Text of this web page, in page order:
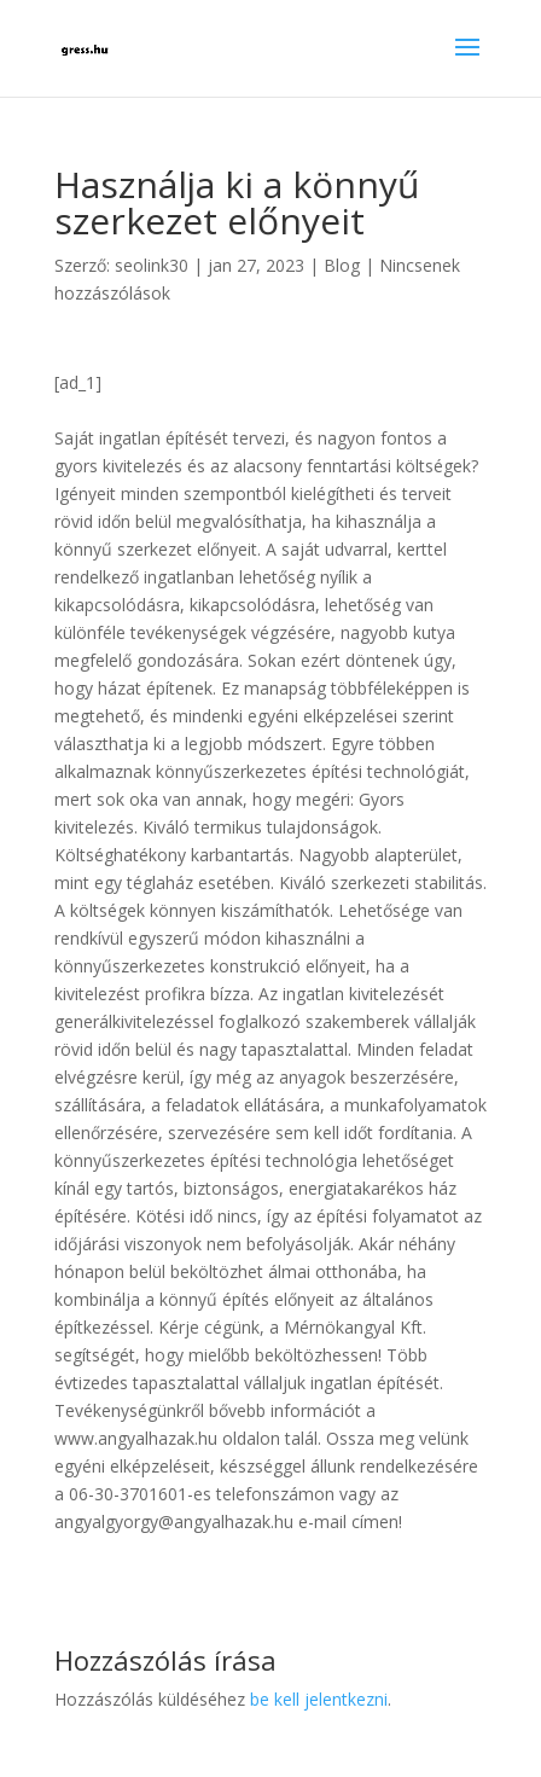
Használja ki a könnyű
szerkezet előnyeit
Szerző: seolink30 | jan 27, 2023 | Blog| Nincsenek
hozzászólások
[ad_1]
Saját ingatlan építését tervezi, és nagyon fontos a
gyors kivitelezés és az alacsony fenntartási költségek?
Igényeit minden szempontból kielégítheti és terveit
rövid időn belül megvalósíthatja, ha kihasználja a
könnyű szerkezet előnyeit. A saját udvarral, kerttel
rendelkező ingatlanban lehetőség nyílik a
kikapcsolódásra, kikapcsolódásra, lehetőség van
különféle tevékenységek végzésére, nagyobb kutya
megfelelő gondozására. Sokan ezért döntenek úgy,
hogy házat építenek. Ez manapság többféleképpen is
megtehető, és mindenki egyéni elképzelései szerint
választhatja ki a legjobb módszert. Egyre többen
alkalmaznak könnyűszerkezetes építési technológiát,
mert sok oka van annak, hogy megéri: Gyors
kivitelezés. Kiváló termikus tulajdonságok.
Költséghatékony karbantartás. Nagyobb alapterület,
mint egy téglaház esetében. Kiváló szerkezeti stabilitás.
A költségek könnyen kiszámíthatók. Lehetősége van
rendkívül egyszerű módon kihasználni a
könnyűszerkezetes konstrukció előnyeit, ha a
kivitelezést profikra bízza. Az ingatlan kivitelezését
generálkivitelezéssel foglalkozó szakemberek vállalják
rövid időn belül és nagy tapasztalattal. Minden feladat
elvégzésre kerül, így még az anyagok beszerzésére,
szállítására, a feladatok ellátására, a munkafolyamatok
ellenőrzésére, szervezésére sem kell időt fordítania. A
könnyűszerkezetes építési technológia lehetőséget
kínál egy tartós, biztonságos, energiatakarékos ház
építésére. Kötési idő nincs, így az építési folyamatot az
időjárási viszonyok nem befolyásolják. Akár néhány
hónapon belül beköltözhet álmai otthonába, ha
kombinálja a könnyű építés előnyeit az általános
építkezéssel. Kérje cégünk, a Mérnökangyal Kft.
segítségét, hogy mielőbb beköltözhessen! Több
évtizedes tapasztalattal vállaljuk ingatlan építését.
Tevékenységünkről bővebb információt a
www.angyalhazak.hu oldalon talál. Ossza meg velünk
egyéni elképzeléseit, készséggel állunk rendelkezésére
a 06-30-3701601-es telefonszámon vagy az
angyalgyorgy@angyalhazak.hu e-mail címen!
Hozzászólás írása
Hozzászólás küldéséhez be kell jelentkezni.